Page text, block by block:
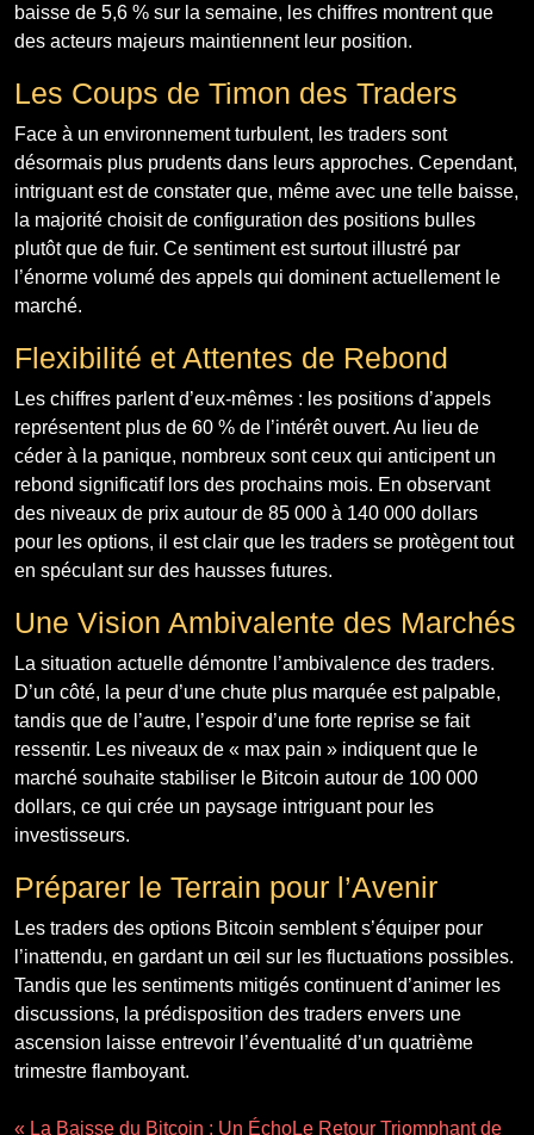
baisse de 5,6 % sur la semaine, les chiffres montrent que
des acteurs majeurs maintiennent leur position.
Les Coups de Timon des Traders
Face à un environnement turbulent, les traders sont
désormais plus prudents dans leurs approches. Cependant,
intriguant est de constater que, même avec une telle baisse,
la majorité choisit de configuration des positions bulles
plutôt que de fuir. Ce sentiment est surtout illustré par
l’énorme volumé des appels qui dominent actuellement le
marché.
Flexibilité et Attentes de Rebond
Les chiffres parlent d’eux-mêmes : les positions d’appels
représentent plus de 60 % de l’intérêt ouvert. Au lieu de
céder à la panique, nombreux sont ceux qui anticipent un
rebond significatif lors des prochains mois. En observant
des niveaux de prix autour de 85 000 à 140 000 dollars
pour les options, il est clair que les traders se protègent tout
en spéculant sur des hausses futures.
Une Vision Ambivalente des Marchés
La situation actuelle démontre l’ambivalence des traders.
D’un côté, la peur d’une chute plus marquée est palpable,
tandis que de l’autre, l’espoir d’une forte reprise se fait
ressentir. Les niveaux de « max pain » indiquent que le
marché souhaite stabiliser le Bitcoin autour de 100 000
dollars, ce qui crée un paysage intriguant pour les
investisseurs.
Préparer le Terrain pour l’Avenir
Les traders des options Bitcoin semblent s’équiper pour
l’inattendu, en gardant un œil sur les fluctuations possibles.
Tandis que les sentiments mitigés continuent d’animer les
discussions, la prédisposition des traders envers une
ascension laisse entrevoir l’éventualité d’un quatrième
trimestre flamboyant.
« La Baisse du Bitcoin : Un ÉchoLe Retour Triomphant de